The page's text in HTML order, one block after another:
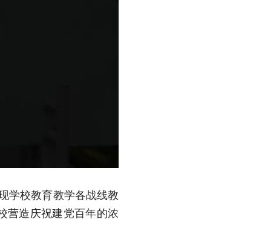
学校教育教学各战线教
营造庆祝建党百年的浓